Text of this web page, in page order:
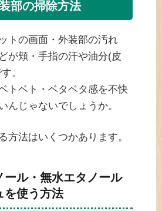
部の掃除方法
トの画面・外装部の汚れ
が頬・手指の汗や油分(皮
。
トベト・ベタベタ感を不快
んじゃないでしょうか。
方法はいくつかあります。
ール・無水エタノール
を使う方法